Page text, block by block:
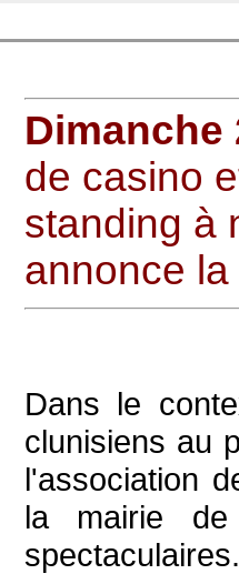
Dimanche
de casino
standing à
annonce
Dans le
clunisiens au
l'association
la mairie de
spectaculaires.